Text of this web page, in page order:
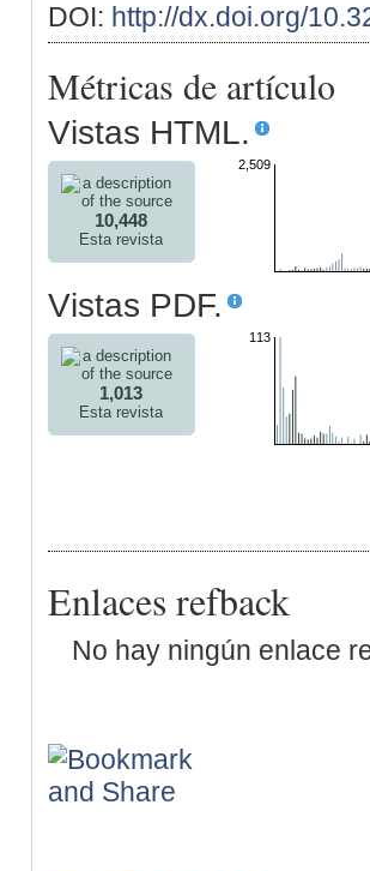
DOI: http://dx.doi.org/
Métricas de artículo
Vistas HTML.
10,448
Esta revista
2,509
Vistas PDF.
1,013
Esta revista
113
Enlaces refback
No hay ningún enlace